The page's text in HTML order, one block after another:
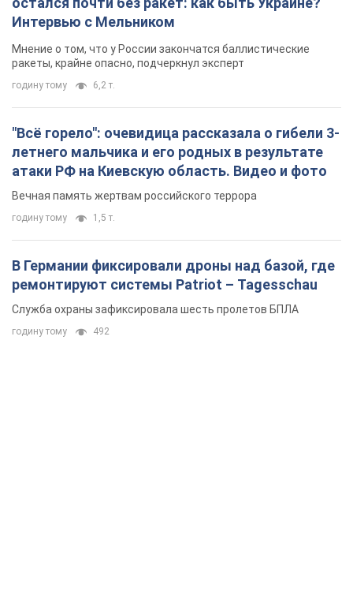
Интервью с Мельником
Мнение о том, что у России закончатся баллистические
ракеты, крайне опасно, подчеркнул эксперт
годину тому 6,2 т.
"Всё горело": очевидица рассказала о гибели 3-
летнего мальчика и его родных в результате
атаки РФ на Киевскую область. Видео и фото
Вечная память жертвам российского террора
годину тому 1,5 т.
В Германии фиксировали дроны над базой, где
ремонтируют системы Patriot – Tagesschau
Служба охраны зафиксировала шесть пролетов БПЛА
годину тому 492